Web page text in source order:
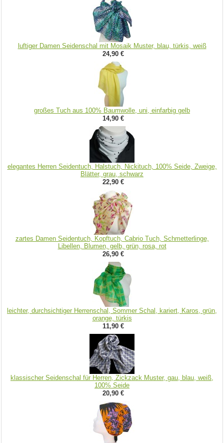
luftiger Damen Seidenschal mit Mosaik Muster, blau, türkis, weiß
24,90 €
großes Tuch aus 100% Baumwolle, uni, einfarbig gelb
14,90 €
elegantes Herren Seidentuch, Halstuch, Nickituch, 100% Seide, Zweige,
Blätter, grau, schwarz
22,90 €
zartes Damen Seidentuch, Kopftuch, Cabrio Tuch, Schmetterlinge,
Libellen, Blumen, gelb, grün, rosa, rot
26,90 €
leichter, durchsichtiger Herrenschal, Sommer Schal, kariert, Karos, grün,
orange, türkis
11,90 €
klassischer Seidenschal für Herren, Zickzack Muster, gau, blau, weiß,
100% Seide
20,90 €